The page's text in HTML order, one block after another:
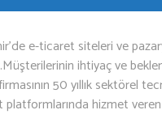
e-ticaret siteleri ve
ihtiyaç ve
50 yıllık sektörel
hizmet